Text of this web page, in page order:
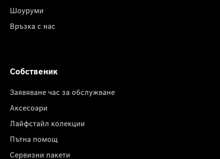
Шоуруми
Връзка с нас
Собственик
Заявяване час за обслужване
Аксесоари
Лайфстайл колекции
Пътна помощ
Сервизни пакети